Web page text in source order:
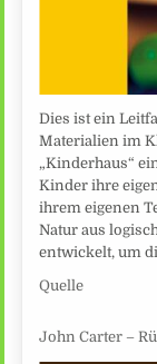
Dies ist ein
Materialien im
„Kinderhaus“
Kinder ihre
ihrem eigenen
Natur aus
entwickelt, um
Quelle
John Carter –